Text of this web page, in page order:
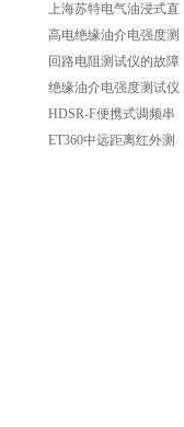
检相器钳形非接触检相
器
上海苏特电气油浸式直
流高压发生器展示
高电绝缘油介电强度测
试仪操作应注意事项
回路电阻测试仪的故障
现象及排除
绝缘油介电强度测试仪
的测试分手动与自动
HDSR-F便携式调频串
联谐振耐压装置
ET360中远距离红外测